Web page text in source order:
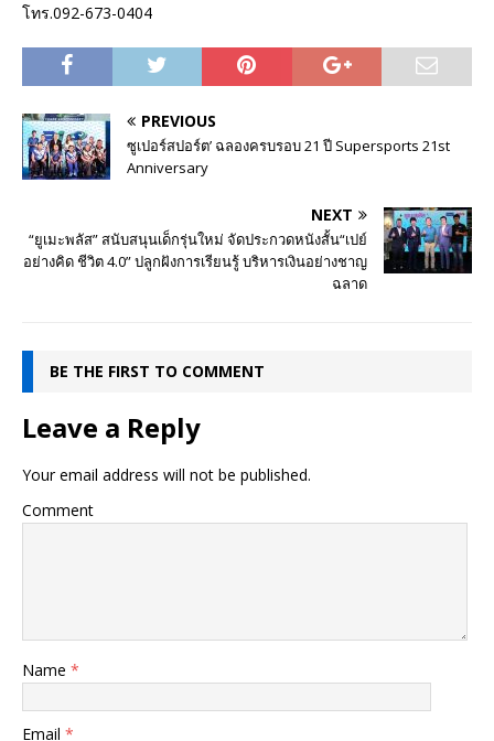
โทร.092-673-0404
PREVIOUS
ซูเปอร์สปอร์ต’ ฉลองครบรอบ 21 ปี Supersports 21st
Anniversary
NEXT
“ยูเมะพลัส” สนับสนุนเด็กรุ่นใหม่ จัดประกวดหนังสั้น“เปย์
อย่างคิด ชีวิต 4.0” ปลูกฝังการเรียนรู้ บริหารเงินอย่างชาญ
ฉลาด
BE THE FIRST TO COMMENT
Leave a Reply
Your email address will not be published.
Comment
Name *
Email *